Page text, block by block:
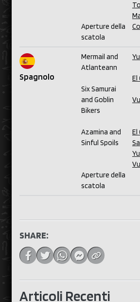
Aperture della
scatola
Spagnolo
Mermail and
Atlanteann
Six Samurai
and Goblin
Bikers
Azamina and
Sinful Spoils
Aperture della
scatola
El
El
SHARE:
Articoli Recenti